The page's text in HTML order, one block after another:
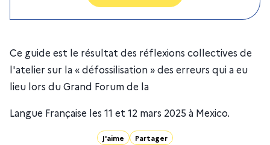
Ce guide est le résultat des réflexions collectives de
l'atelier sur la « défossilisation » des erreurs qui a eu
lieu lors du Grand Forum de la
Langue Française les 11 et 12 mars 2025 à Mexico.
J'aime Partager